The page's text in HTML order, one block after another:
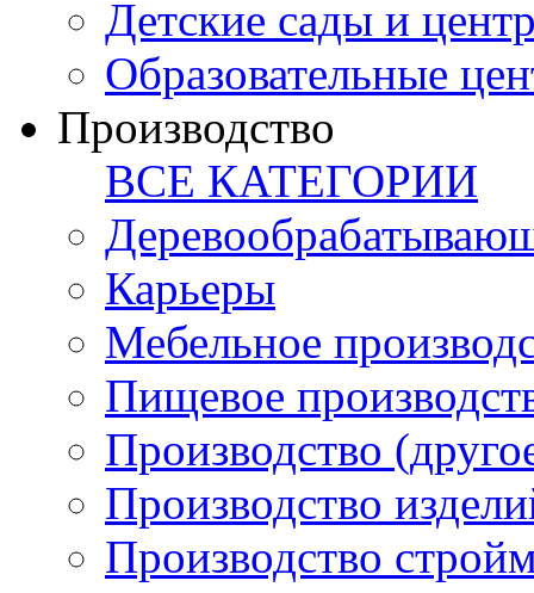
Детские сады и
Образовательные
Производство
ВСЕ КАТЕГОРИИ
Карьеры
Мебельное
Пищевое
Производство
Производство
Производство